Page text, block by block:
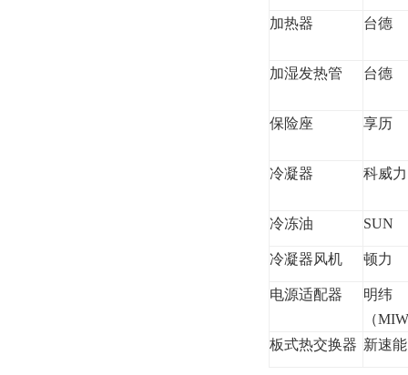
加热器 台德
加湿发热管 台德
保险座 享历
冷凝器 科威力
冷冻油 SUN
冷凝器风机 顿力
电源适配器
明纬
（
板式热交换器 新速能